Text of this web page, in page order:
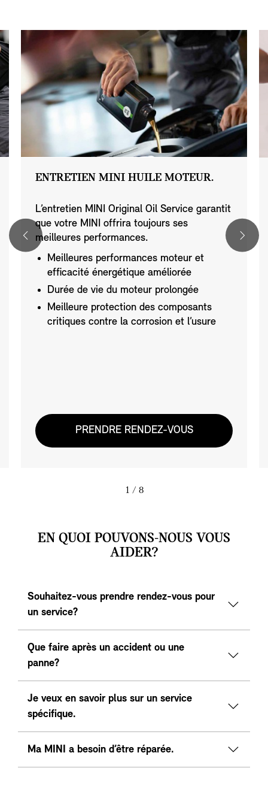
ENTRETIEN MINI HUILE MOTEUR.
L’entretien MINI Original Oil Service garantit
que votre MINI offrira toujours ses
meilleures performances.
Meilleures performances moteur et
efficacité énergétique améliorée
Durée de vie du moteur prolongée
Meilleure protection des composants
critiques contre la corrosion et l’usure
PRENDRE RENDEZ-VOUS
1 / 8
EN QUOI POUVONS-NOUS VOUS
AIDER?
Souhaitez-vous prendre rendez-vous pour
un service?
Que faire après un accident ou une
panne?
Je veux en savoir plus sur un service
spécifique.
Ma MINI a besoin d’être réparée.